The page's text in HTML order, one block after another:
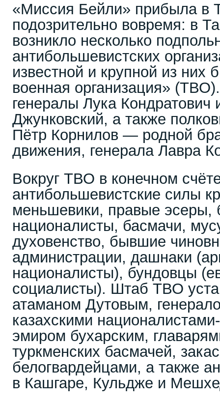
«Миссия Бейли» прибыла в
подозрительно вовремя: в
возникло несколько
антибольшевистских
известной и крупной из них
военная организация»
генералы Лука Кондратович
Джунковский, а также
Пётр Корнилов — родной
движения, генерала Лавра
Вокруг ТВО в конечном
антибольшевистские силы
меньшевики, правые эсеры,
националисты, басмачи,
духовенство, бывшие
администрации, дашнаки
националисты), бундовцы
социалисты). Штаб ТВО
атаманом Дутовым,
казахскими
эмиром бухарским,
туркменских басмачей,
белогвардейцами, а также
в Кашгаре, Кульдже и